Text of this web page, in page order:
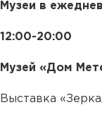
Музеи в
12:00-20:00
Музей «Дом
Выставка